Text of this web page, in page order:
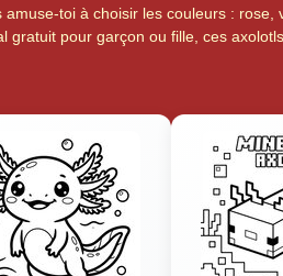
toi à choisir les couleurs :
gratuit pour garçon ou fille, ces